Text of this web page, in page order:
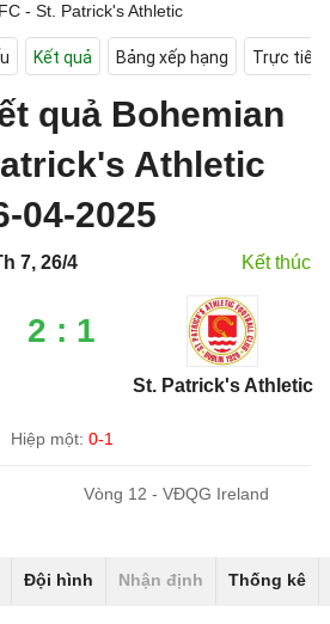
- St. Patrick's Athletic
Kết quả Bảng xếp hạng Trực tiếp
quả Bohemian
Athletic
04-2025
7, 26/4 Kết thúc
2 : 1
St. Patrick's Athletic
Hiệp một: 0-1
Vòng 12 - VĐQG Ireland
Đội hình Nhận định Thống kê